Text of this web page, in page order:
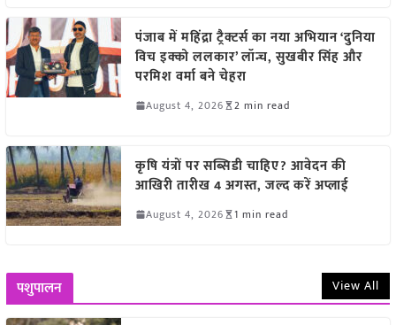
पंजाब में महिंद्रा ट्रैक्टर्स का नया अभियान ‘दुनिया
विच इक्को ललकार’ लॉन्च, सुखबीर सिंह और
परमिश वर्मा बने चेहरा
August 4, 2026 2 min read
कृषि यंत्रों पर सब्सिडी चाहिए? आवेदन की
आखिरी तारीख 4 अगस्त, जल्द करें अप्लाई
August 4, 2026 1 min read
पशुपालन View All